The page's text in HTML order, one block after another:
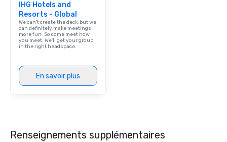
IHG Hotels and
Resorts - Global
We can't create the deck, but we
can definitely make meetings
more fun. So come meet how
you meet. We'll get your group
in the right headspace.
En savoir plus
Renseignements supplémentaires